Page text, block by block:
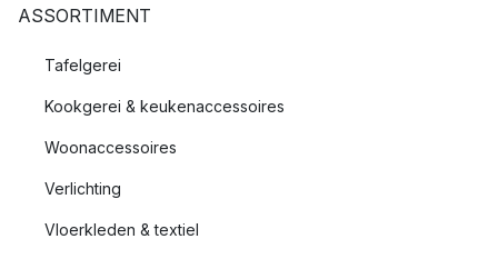
ASSORTIMENT
Tafelgerei
Kookgerei & keukenaccessoires
Woonaccessoires
Verlichting
Vloerkleden & textiel